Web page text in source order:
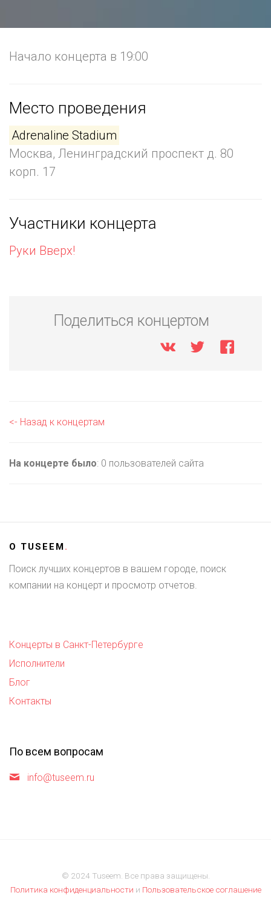
Начало концерта в 19:00
Место проведения
Adrenaline Stadium
Москва, Ленинградский проспект д. 80
корп. 17
Участники концерта
Руки Вверх!
Поделиться концертом
<- Назад к концертам
На концерте было: 0 пользователей сайта
О TUSEEM.
Поиск лучших концертов в вашем городе, поиск
компании на концерт и просмотр отчетов.
Концерты в Санкт-Петербурге
Исполнители
Блог
Контакты
По всем вопросам
info@tuseem.ru
© 2024 Tuseem. Все права защищены.
Политика конфиденциальности и Пользовательское соглашение